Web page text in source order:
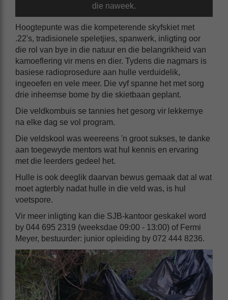
die naweek.
Hoogtepunte was die kompeterende skyfskiet met
.22's, tradisionele speletjies, spanwerk, inligting oor
die rol van bye in die natuur en die belangrikheid van
kamoeflering vir mens en dier. Tydens die nagmars is
basiese radioprosedure aan hulle verduidelik,
ingeoefen en vele meer. Die vyf spanne het met sorg
drie inheemse bome by die skietbaan geplant.
Die veldkombuis se tannies het gesorg vir lekkernye
na elke dag se vol program.
Die veldskool was weereens 'n groot sukses, te danke
aan toegewyde mentors wat hul kennis en ervaring
met die leerders gedeel het.
Hulle is ook deeglik daarvan bewus gemaak dat al wat
moet agterbly nadat hulle in die veld was, is hul
voetspore.
Vir meer inligting kan die SJB-kantoor geskakel word
by 044 695 2319 (weeksdae 09:00 - 13:00) of Fermi
Meyer, bestuurder: junior opleiding by 072 444 8236.